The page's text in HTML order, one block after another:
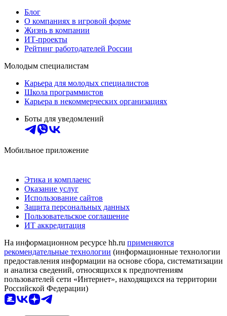
Блог
О компаниях в игровой форме
Жизнь в компании
ИТ-проекты
Рейтинг работодателей России
Молодым специалистам
Карьера для молодых специалистов
Школа программистов
Карьера в некоммерческих организациях
Боты для уведомлений
Мобильное приложение
Этика и комплаенс
Оказание услуг
Использование сайтов
Защита персональных данных
Пользовательское соглашение
ИТ аккредитация
На информационном ресурсе hh.ru применяются
рекомендательные технологии (информационные технологии
предоставления информации на основе сбора, систематизации
и анализа сведений, относящихся к предпочтениям
пользователей сети «Интернет», находящихся на территории
Российской Федерации)